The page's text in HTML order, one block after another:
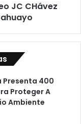
JC CHávez
400
Proteger A
Ambiente